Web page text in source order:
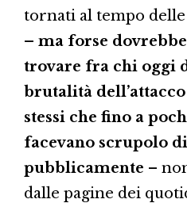
tornati al tempo delle
– ma forse
trovare fra chi oggi
brutalità
stessi che fino a
facevano scrupolo
pubblicamente –
dalle pagine dei